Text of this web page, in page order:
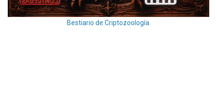
Bestiario de Criptozoología.